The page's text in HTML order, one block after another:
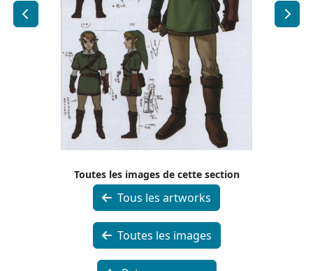
Toutes les images de cette section
Tous les artworks
Toutes les images